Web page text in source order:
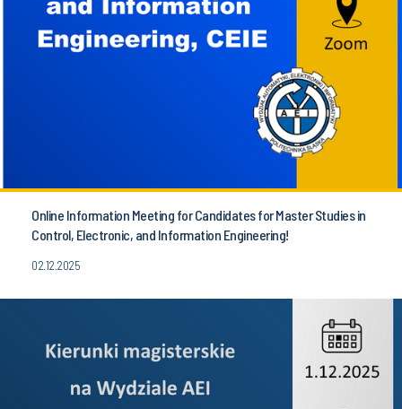
Online Information Meeting for Candidates for Master Studies in
Control, Electronic, and Information Engineering!
02.12.2025